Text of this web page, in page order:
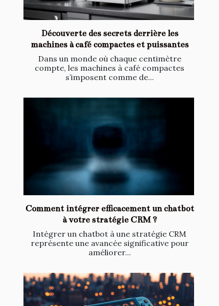
Découverte des secrets derrière les
machines à café compactes et puissantes
Dans un monde où chaque centimètre
compte, les machines à café compactes
s’imposent comme de...
Comment intégrer efficacement un chatbot
à votre stratégie CRM ?
Intégrer un chatbot à une stratégie CRM
représente une avancée significative pour
améliorer...